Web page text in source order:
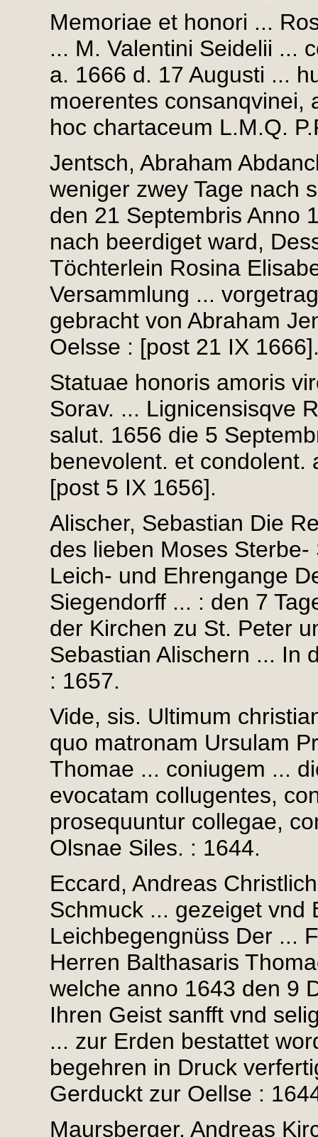
Memoriae et honori ...
... M. Valentini Seidelii ...
a. 1666 d. 17 Augusti ...
moerentes consanqvinei,
hoc chartaceum L.M.Q.
Jentsch, Abraham
weniger zwey Tage nach
den 21 Septembris Anno
nach beerdiget ward,
Töchterlein Rosina
Versammlung ...
gebracht von Abraham
Oelsse : [post 21 IX
Statuae honoris amoris
Sorav. ... Lignicensisqve
salut. 1656 die 5
benevolent. et condolent.
[post 5 IX 1656].
Alischer, Sebastian Die
des lieben Moses
Leich- und Ehrengange
Siegendorff ... : den 7
der Kirchen zu St. Peter
Sebastian Alischern ... In
: 1657.
Vide, sis. Ultimum
quo matronam Ursulam
Thomae ... coniugem ...
evocatam collugentes,
prosequuntur collegae,
Olsnae Siles. : 1644.
Eccard, Andreas
Schmuck ... gezeiget vnd
Leichbegengnüss Der ...
Herren Balthasaris
welche anno 1643 den 9
Ihren Geist sanfft vnd
... zur Erden bestattet
begehren in Druck
Gerduckt zur Oellse :
Maursberger, Andreas